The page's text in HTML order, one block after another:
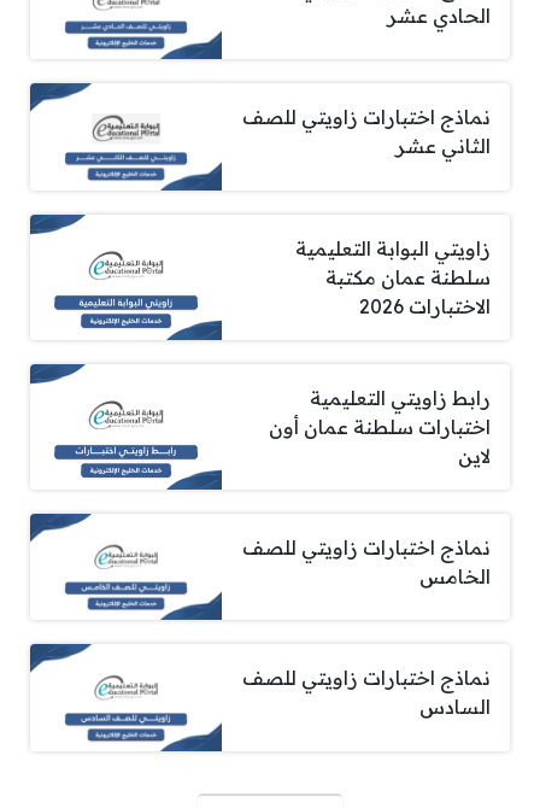
الحادي عشر
نماذج اختبارات زاويتي للصف
الثاني عشر
زاويتي البوابة التعليمية
سلطنة عمان مكتبة
الاختبارات 2026
رابط زاويتي التعليمية
اختبارات سلطنة عمان أون
لاين
نماذج اختبارات زاويتي للصف
الخامس
نماذج اختبارات زاويتي للصف
السادس